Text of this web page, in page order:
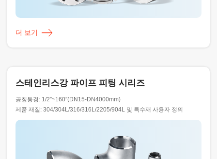
더 보기
스테인리스강 파이프 피팅 시리즈
공칭통경: 1/2”~160”(DN15-DN4000mm)
제품 재질: 304/304L/316/316L/2205/904L 및 특수재 사용자 정의